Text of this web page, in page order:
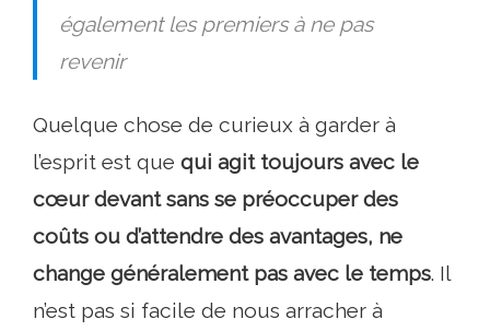
également les premiers à ne pas
revenir
Quelque chose de curieux à garder à
l’esprit est que qui agit toujours avec le
cœur devant sans se préoccuper des
coûts ou d’attendre des avantages, ne
change généralement pas avec le temps. Il
n’est pas si facile de nous arracher à